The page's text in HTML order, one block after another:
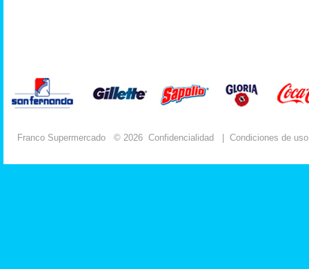
Franco Supermercado © 2026 Confidencialidad Condiciones de uso